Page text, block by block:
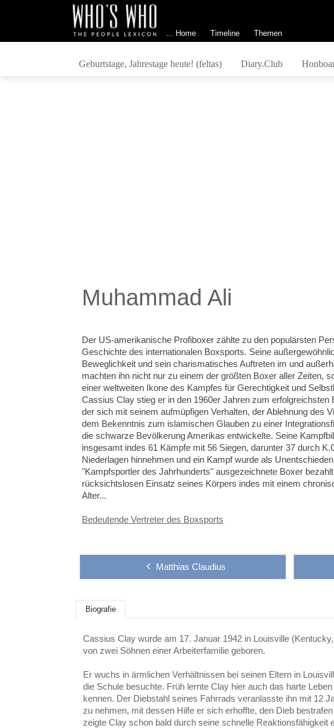
... Home Timeline Themen
Geburtstage, Jahrestage heute! (feltas) Diary.Club
Muhammad Ali
Der US-amerikanische Profiboxer zählte zu den populärsten
Geschichte des internationalen Boxsports. Seine
Beweglichkeit und sein charismatisches Auftreten im und
machten ihn nicht nur zu einem der größten Boxer aller Zeiten,
einer weltweiten Ikone des Kampfes für Gerechtigkeit und
Cassius Clay stieg er in den 1960er Jahren zum erfolgreichsten
der sich mit seinem aufmüpfigen Verhalten, der Ablehnung des
dem Bekenntnis zum islamischen Glauben zu einer
die schwarze Bevölkerung Amerikas entwickelte. Seine
insgesamt indes 61 Kämpfe mit 56 Siegen, darunter 37 durch
Niederlagen hinnehmen und ein Kampf wurde als
"Kampfsportler des Jahrhunderts" ausgezeichnete Boxer
rücksichtslosen Einsatz seines Körpers indes mit einem
Alter...
Bedeutende Vertreter des Boxsports
Matthias Claudius
Biografie
Cassius Clay wurde am 17. Januar 1942 in Louisville
von zwei Söhnen einer Arbeiterfamilie geboren.
Er wuchs in ärmlichen Verhältnissen bei seinen Eltern in
die Schule besuchte. Früh lernte Clay hier auch das harte
kennen. Der Diebstahl seines Fahrrads veranlasste ihn mit 12
zu nehmen, mit dessen Hilfe er sich erhoffte, den Dieb
zeigte Clay schon bald durch seine schnelle Reaktionsfähigkeit